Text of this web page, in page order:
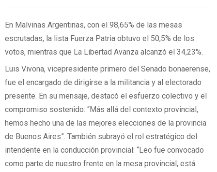
En Malvinas Argentinas, con el 98,65% de las mesas
escrutadas, la lista Fuerza Patria obtuvo el 50,5% de los
votos, mientras que La Libertad Avanza alcanzó el 34,23%.
Luis Vivona, vicepresidente primero del Senado bonaerense,
fue el encargado de dirigirse a la militancia y al electorado
presente. En su mensaje, destacó el esfuerzo colectivo y el
compromiso sostenido: “Más allá del contexto provincial,
hemos hecho una de las mejores elecciones de la provincia
de Buenos Aires”. También subrayó el rol estratégico del
intendente en la conducción provincial: “Leo fue convocado
como parte de nuestro frente en la mesa provincial, está